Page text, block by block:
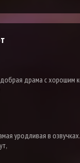
драма с хорошим
уродливая в